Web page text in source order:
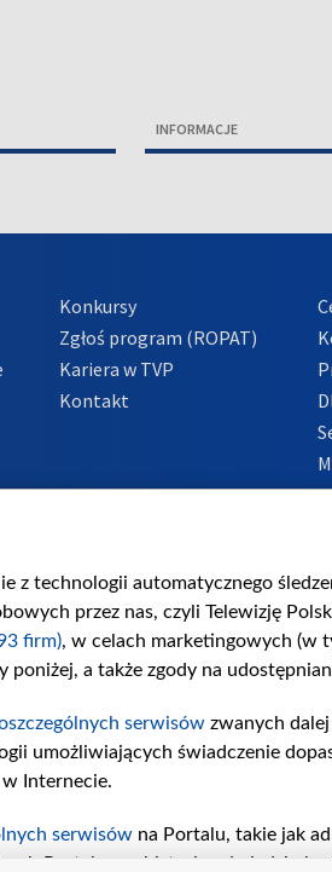
INFORMACJE
Konkursy
Zgłoś program (ROPAT)
Kariera w TVP
Kontakt
z technologii automatycznego
przez nas, czyli Telewizję
firm), w celach marketingowych (w
a także zgody na
serwisów zwanych
świadczenie
Internecie.
serwisów na Portalu, takie jak
Portalu czy historia odwiedzin